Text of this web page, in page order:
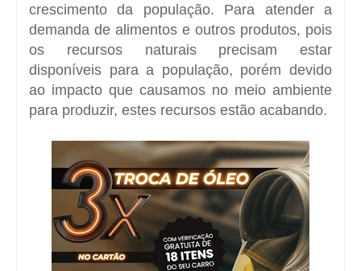
crescimento da população. Para atender a
demanda de alimentos e outros produtos, pois
os recursos naturais precisam estar
disponíveis para a população, porém devido
ao impacto que causamos no meio ambiente
para produzir, estes recursos estão acabando.